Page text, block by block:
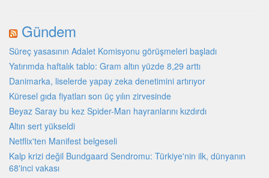
Gündem
Süreç yasasının Adalet Komisyonu görüşmeleri başladı
Yatırımda haftalık tablo: Gram altın yüzde 8,29 arttı
Danimarka, liselerde yapay zeka denetimini artırıyor
Küresel gıda fiyatları son üç yılın zirvesinde
Beyaz Saray bu kez Spider-Man hayranlarını kızdırdı
Altın sert yükseldi
Netflix'ten Manifest belgeseli
Kalp krizi değil Bundgaard Sendromu: Türkiye'nin ilk, dünyanın
68'inci vakası